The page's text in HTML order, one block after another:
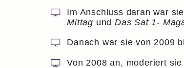
Im Anschluss daran war
Mittag und Das Sat 1-
Danach war sie von 2009
Von 2008 an, moderiert